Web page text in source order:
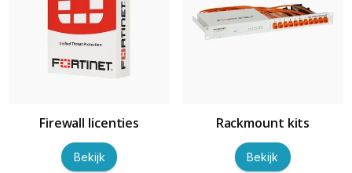
Firewall licenties
Bekijk
Rackmount kits
Bekijk